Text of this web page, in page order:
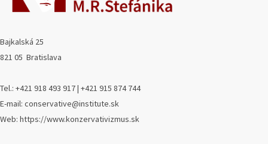
Bajkalská 25
821 05 Bratislava
Tel.: +421 918 493 917 | +421 915 874 744
E-mail: conservative@institute.sk
Web: https://www.konzervativizmus.sk